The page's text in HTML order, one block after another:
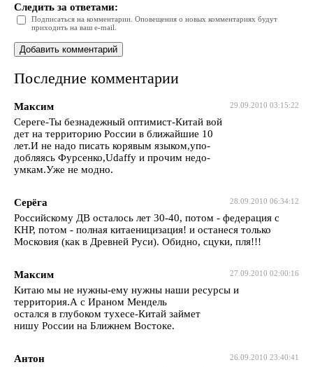
Следить за ответами:
Подписаться на комментарии. Оповещения о новых комментариях будут
приходить на ваш e-mail.
Последние комментарии
29.09.2010 03:15:22
Максим
Сереге-Ты безнадежный оптимист-Китай вой
дет на территорию России в ближайшие 10
лет.И не надо писать корявым языком,упо-
добляясь Фурсенко,Udaffy и прочим недо-
умкам.Уже не модно.
28.09.2010 06:34:12
Серёга
Российскому ДВ осталось лет 30-40, потом - федерация с
КНР, потом - полная китаеницизация! и останеся только
Московия (как в Древней Руси). Обидно, сцуки, пля!!!
27.09.2010 02:00:16
Максим
Китаю мы не нужны-ему нужны наши ресурсы и
территория.А с Ираном Мендель
остался в глубоком тухесе-Китай займет
нишу России на Ближнем Востоке.
26.09.2010 23:40:41
Антон